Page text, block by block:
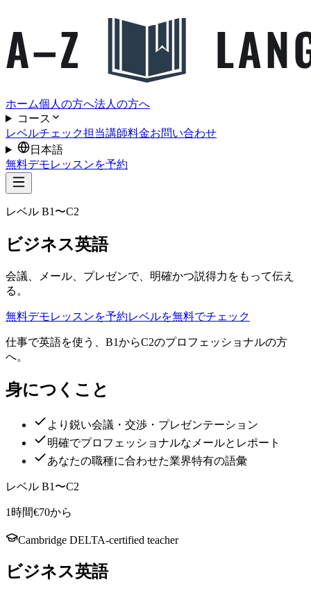
ホーム個人の方へ法人の方へ
コース
レベルチェック担当講師料金お問い合わせ
日本語
無料デモレッスンを予約
レベル B1〜C2
ビジネス英語
会議、メール、プレゼンで、明確かつ説得力をもって伝え
る。
無料デモレッスンを予約レベルを無料でチェック
仕事で英語を使う、B1からC2のプロフェッショナルの方
へ。
身につくこと
より鋭い会議・交渉・プレゼンテーション
明確でプロフェッショナルなメールとレポート
あなたの職種に合わせた業界特有の語彙
レベル B1〜C2
1時間€70から
Cambridge DELTA-certified teacher
ビジネス英語